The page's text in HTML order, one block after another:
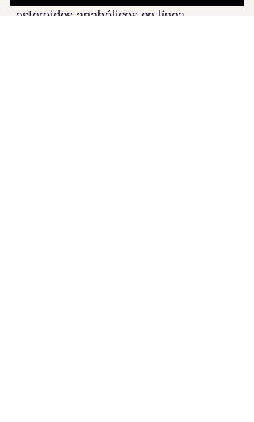
esteroides anabólicos en línea